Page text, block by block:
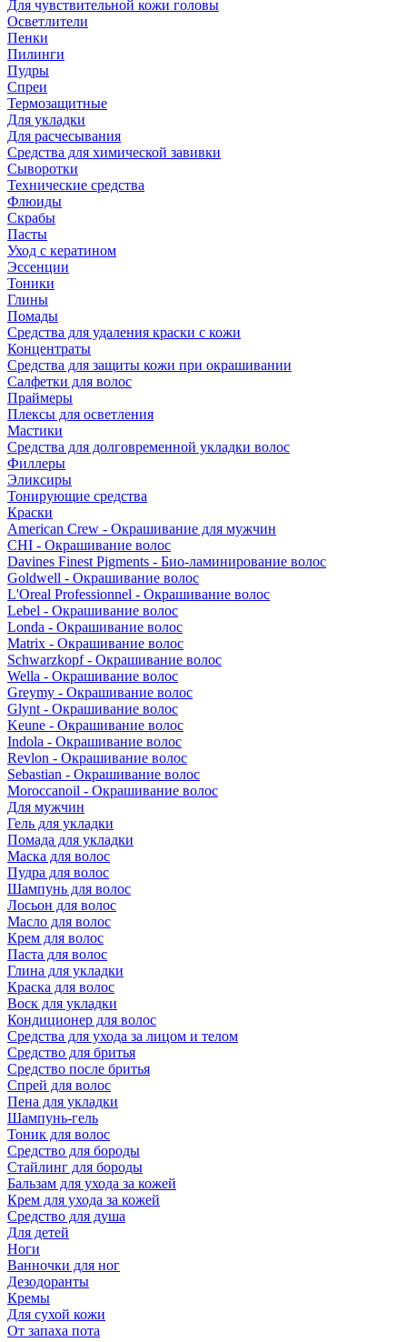
Для чувствительной кожи головы
Осветлители
Пенки
Пилинги
Пудры
Спреи
Термозащитные
Для укладки
Для расчесывания
Средства для химической завивки
Сыворотки
Технические средства
Флюиды
Скрабы
Пасты
Уход с кератином
Эссенции
Тоники
Глины
Помады
Средства для удаления краски с кожи
Концентраты
Средства для защиты кожи при окрашивании
Салфетки для волос
Праймеры
Плексы для осветления
Мастики
Средства для долговременной укладки волос
Филлеры
Эликсиры
Тонирующие средства
Краски
American Crew - Окрашивание для мужчин
CHI - Окрашивание волос
Davines Finest Pigments - Био-ламинирование волос
Goldwell - Окрашивание волос
L'Oreal Professionnel - Окрашивание волос
Lebel - Окрашивание волос
Londa - Окрашивание волос
Matrix - Окрашивание волос
Schwarzkopf - Окрашивание волос
Wella - Окрашивание волос
Greymy - Окрашивание волос
Glynt - Окрашивание волос
Keune - Окрашивание волос
Indola - Окрашивание волос
Revlon - Окрашивание волос
Sebastian - Окрашивание волос
Moroccanoil - Окрашивание волос
Для мужчин
Гель для укладки
Помада для укладки
Маска для волос
Пудра для волос
Шампунь для волос
Лосьон для волос
Масло для волос
Крем для волос
Паста для волос
Глина для укладки
Краска для волос
Воск для укладки
Кондиционер для волос
Средства для ухода за лицом и телом
Средство для бритья
Средство после бритья
Спрей для волос
Пена для укладки
Шампунь-гель
Тоник для волос
Средство для бороды
Стайлинг для бороды
Бальзам для ухода за кожей
Крем для ухода за кожей
Средство для душа
Для детей
Ноги
Ванночки для ног
Дезодоранты
Кремы
Для сухой кожи
От запаха пота